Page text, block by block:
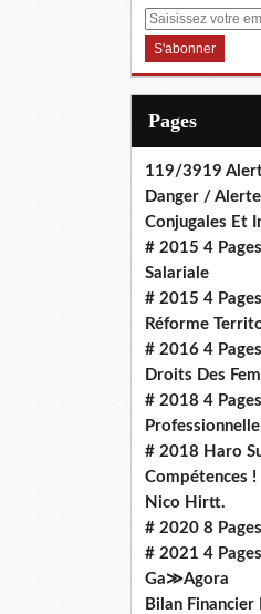
E
a
Pages
119/3919
Danger /
Conjugales Et
# 2015 4
Salariale
# 2015 4
Réforme
# 2016 4
Droits Des
# 2018 4
Professionnelle
# 2018 Haro
Compétences !
Nico Hirtt.
# 2020 8
# 2021 4
Ga≫Agora
Bilan